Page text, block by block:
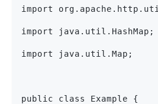
import
import java.util.HashMap;
import java.util.Map;
public class Example {